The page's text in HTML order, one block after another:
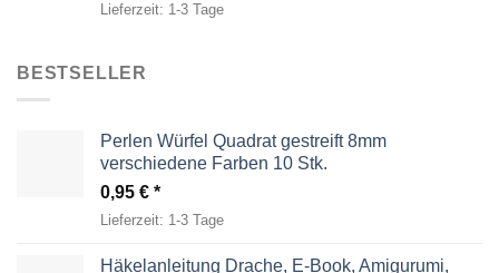
Lieferzeit: 1-3 Tage
BESTSELLER
Perlen Würfel Quadrat gestreift 8mm
verschiedene Farben 10 Stk.
0,95 €
Lieferzeit: 1-3 Tage
Häkelanleitung Drache, E-Book, Amigurumi,